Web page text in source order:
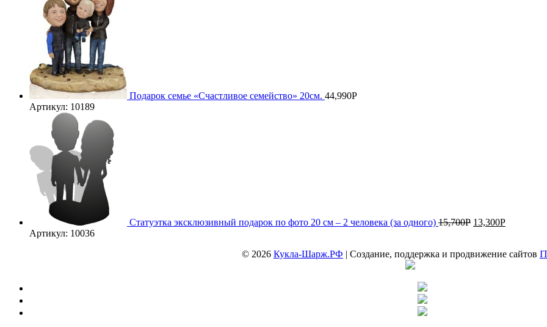
Подарок семье «Счастливое семейство» 20см. 44,990Р
Артикул: 10189
Статуэтка эксклюзивный подарок по фото 20 см – 2 человека (за одного) 15,700Р 13,300Р
Артикул: 10036
© 2026 Кукла-Шарж.РФ | Создание, поддержка и продвижение сайтов